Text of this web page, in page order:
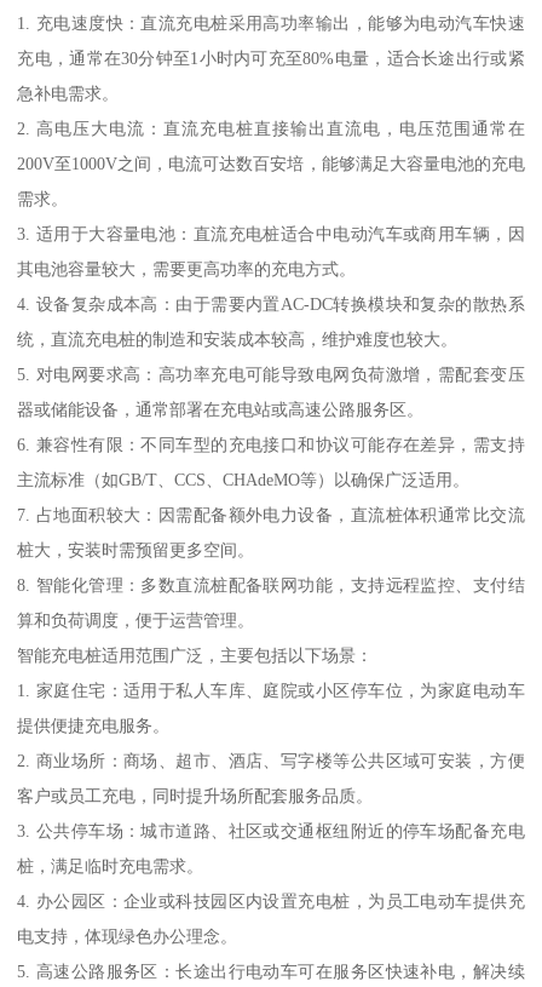
1. 充电速度快：直流充电桩采用高功率输出，能够为电动汽车快速
充电，通常在30分钟至1小时内可充至80%电量，适合长途出行或紧
急补电需求。
2. 高电压大电流：直流充电桩直接输出直流电，电压范围通常在
200V至1000V之间，电流可达数百安培，能够满足大容量电池的充电
需求。
3. 适用于大容量电池：直流充电桩适合中电动汽车或商用车辆，因
其电池容量较大，需要更高功率的充电方式。
4. 设备复杂成本高：由于需要内置AC-DC转换模块和复杂的散热系
统，直流充电桩的制造和安装成本较高，维护难度也较大。
5. 对电网要求高：高功率充电可能导致电网负荷激增，需配套变压
器或储能设备，通常部署在充电站或高速公路服务区。
6. 兼容性有限：不同车型的充电接口和协议可能存在差异，需支持
主流标准（如GB/T、CCS、CHAdeMO等）以确保广泛适用。
7. 占地面积较大：因需配备额外电力设备，直流桩体积通常比交流
桩大，安装时需预留更多空间。
8. 智能化管理：多数直流桩配备联网功能，支持远程监控、支付结
算和负荷调度，便于运营管理。
智能充电桩适用范围广泛，主要包括以下场景：
1. 家庭住宅：适用于私人车库、庭院或小区停车位，为家庭电动车
提供便捷充电服务。
2. 商业场所：商场、超市、酒店、写字楼等公共区域可安装，方便
客户或员工充电，同时提升场所配套服务品质。
3. 公共停车场：城市道路、社区或交通枢纽附近的停车场配备充电
桩，满足临时充电需求。
4. 办公园区：企业或科技园区内设置充电桩，为员工电动车提供充
电支持，体现绿色办公理念。
5. 高速公路服务区：长途出行电动车可在服务区快速补电，解决续